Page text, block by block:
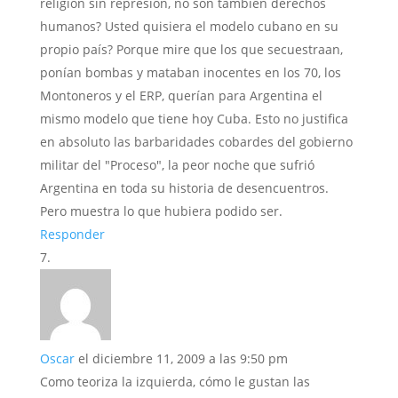
humanos? Usted quisiera el modelo cubano en su
propio país? Porque mire que los que secuestraan,
ponían bombas y mataban inocentes en los 70, los
Montoneros y el ERP, querían para Argentina el
mismo modelo que tiene hoy Cuba. Esto no justifica
en absoluto las barbaridades cobardes del gobierno
militar del "Proceso", la peor noche que sufrió
Argentina en toda su historia de desencuentros.
Pero muestra lo que hubiera podido ser.
Responder
Oscar el diciembre 11, 2009 a las 9:50 pm
Como teoriza la izquierda, cómo le gustan las